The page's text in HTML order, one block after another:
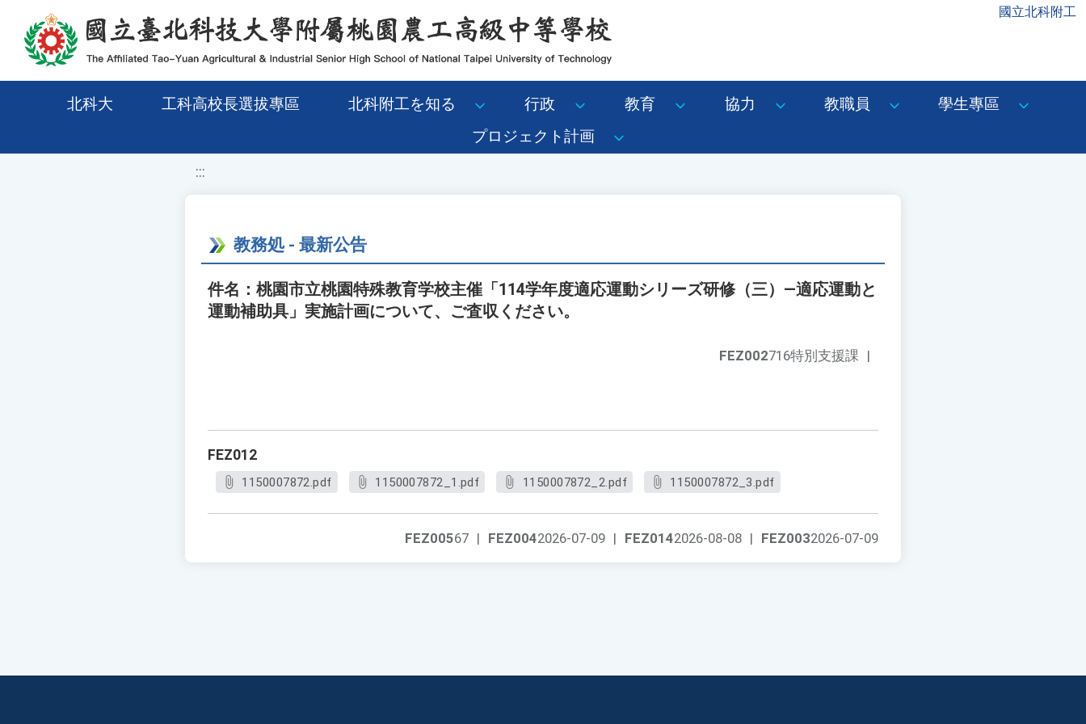
移至網頁之主要內容區位置 國立北科附工
北科大 工科高校長選拔專區 北科附工を知る 行政 教育 協力 教職員
學生專區
プロジェクト計画
:::
教務処 - 最新公告
件名：桃園市立桃園特殊教育学校主催「114学年度適応運動シリーズ研修（三）—適応運動と
運動補助具」実施計画について、ご査収ください。
FEZ002716特別支援課 |
FEZ012
1150007872.pdf 1150007872_1.pdf 1150007872_2.pdf 1150007872_3.pdf
FEZ0032026-07-09
FEZ0142026-08-08 |
FEZ0042026-07-09 |
FEZ00567 |